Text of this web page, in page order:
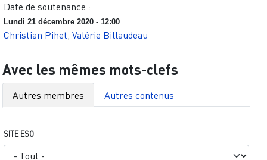
Date de soutenance :
Lundi 21 décembre 2020 - 12:00
Christian Pihet, Valérie Billaudeau
Avec les mêmes mots-clefs
Autres membres Autres contenus
SITE ESO